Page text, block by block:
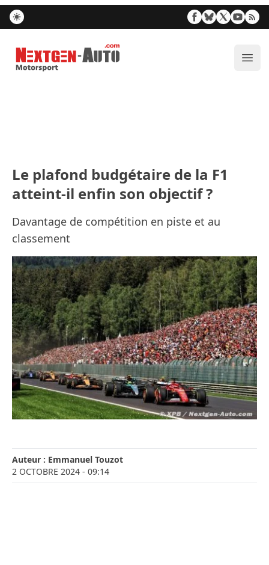
Nextgen-Auto.com
Le plafond budgétaire de la F1
atteint-il enfin son objectif ?
Davantage de compétition en piste et au
classement
Auteur : Emmanuel Touzot
2 OCTOBRE 2024 - 09:14